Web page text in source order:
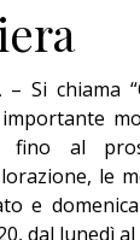
– Si chiama
fino al
le
e
dal lunedì